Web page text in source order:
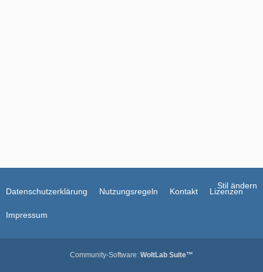
Stil ändern
Datenschutzerklärung Nutzungsregeln Kontakt Lizenzen
Impressum
Community-Software: WoltLab Suite™